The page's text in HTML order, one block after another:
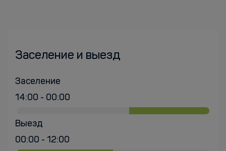
Заселение и выезд
Заселение
14:00 - 00:00
Выезд
00:00 - 12:00